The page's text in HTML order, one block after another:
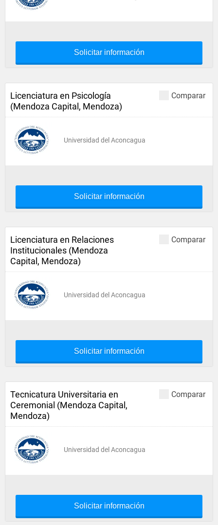
Solicitar información
Comparar
Licenciatura en Psicología
(Mendoza Capital, Mendoza)
Universidad del Aconcagua
Solicitar información
Comparar
Licenciatura en Relaciones
Institucionales (Mendoza
Capital, Mendoza)
Universidad del Aconcagua
Solicitar información
Comparar
Tecnicatura Universitaria en
Ceremonial (Mendoza Capital,
Mendoza)
Universidad del Aconcagua
Solicitar información